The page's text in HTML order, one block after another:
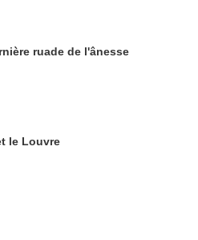
ruade de l'ânesse
le Louvre